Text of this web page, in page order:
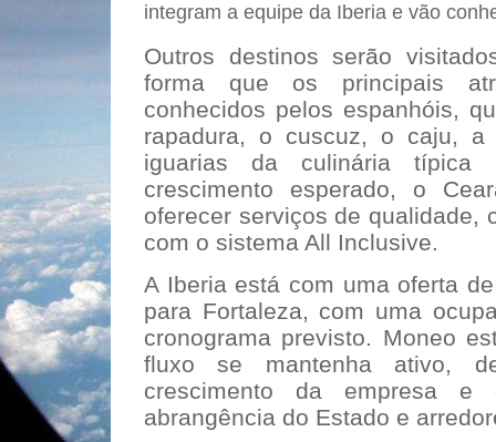
integram a equipe da Iberia e vão
Outros destinos serão
forma que os principais
conhecidos pelos espanhóis,
rapadura, o cuscuz, o caju, a
iguarias da culinária típica
crescimento esperado, o
oferecer serviços de qualidade,
com o sistema All Inclusive.
A Iberia está com uma oferta
para Fortaleza, com uma
cronograma previsto. Moneo
fluxo se mantenha ativo,
crescimento da empresa
abrangência do Estado e